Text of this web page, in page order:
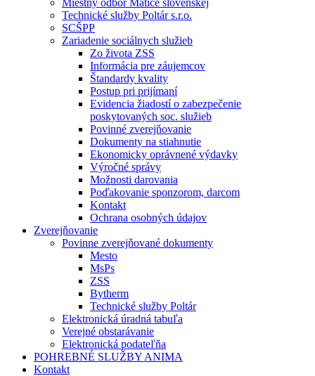
Miestny odbor Matice slovenskej
Technické služby Poltár s.r.o.
SCŠPP
Zariadenie sociálnych služieb
Zo života ZSS
Informácia pre záujemcov
Štandardy kvality
Postup pri prijímaní
Evidencia žiadostí o zabezpečenie
poskytovaných soc. služieb
Povinné zverejňovanie
Dokumenty na stiahnutie
Ekonomicky oprávnené výdavky
Výročné správy
Možnosti darovania
Poďakovanie sponzorom, darcom
Kontakt
Ochrana osobných údajov
Zverejňovanie
Povinne zverejňované dokumenty
Mesto
MsPs
ZSS
Bytherm
Technické služby Poltár
Elektronická úradná tabuľa
Verejné obstarávanie
Elektronická podateľňa
POHREBNÉ SLUŽBY ANIMA
Kontakt